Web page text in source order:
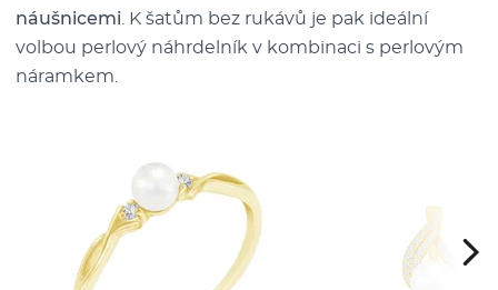
náušnicemi . K šatům bez rukávů je pak ideální
volbou perlový náhrdelník v kombinaci s perlovým
náramkem.